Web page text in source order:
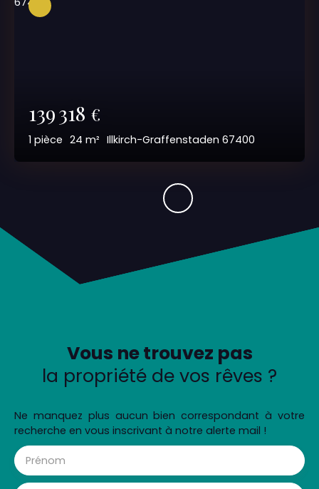
139 318 €
1 pièce 24 m² Illkirch-Graffenstaden 67400
Vous ne trouvez pas
la propriété de vos rêves ?
Ne manquez plus aucun bien correspondant à votre
recherche en vous inscrivant à notre alerte mail !
Prénom